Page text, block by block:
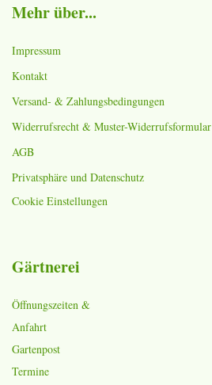
Mehr über...
Impressum
Kontakt
Versand- & Zahlungsbedingungen
Widerrufsrecht & Muster-Widerrufsformular
AGB
Privatsphäre und Datenschutz
Cookie Einstellungen
Gärtnerei
Öffnungszeiten &
Anfahrt
Gartenpost
Termine